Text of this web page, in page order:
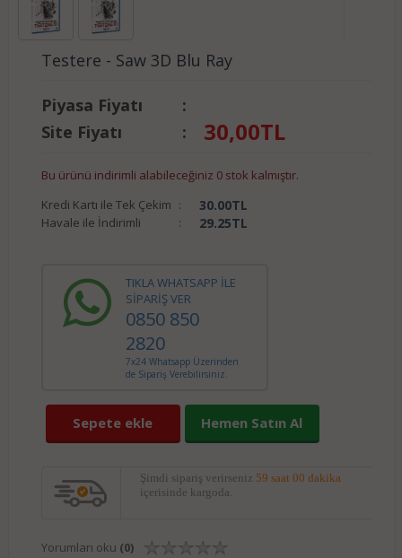
Testere - Saw 3D Blu Ray
Piyasa Fiyatı
:
Site Fiyatı
: 30,00TL
Bu ürünü indirimli alabileceğiniz 0 stok kalmıştır.
Kredi Kartı ile Tek Çekim : 30.00TL
Havale ile İndirimli : 29.25TL
TIKLA WHATSAPP İLE
SİPARİŞ VER
0850 850
2820
7x24 Whatsapp Üzerinden
de Sipariş Verebilirsiniz.
Sepete ekle Hemen Satın Al
Şimdi sipariş verirseniz 59 saat 00 dakika
içerisinde kargoda.
Yorumları oku (0)